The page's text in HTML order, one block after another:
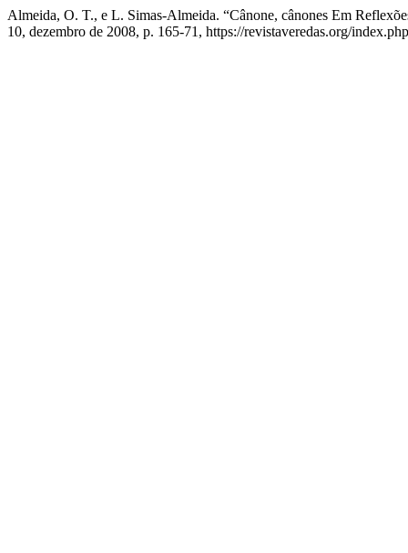
Almeida, O. T., e L. Simas-Almeida. “Cânone, cânones Em
10, dezembro de 2008, p. 165-71, https://revistaveredas.org/